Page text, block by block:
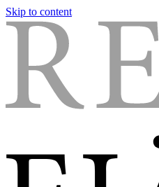
Skip to content